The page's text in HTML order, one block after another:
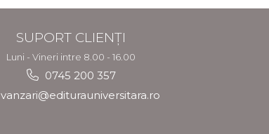
SUPORT CLIENȚI
Luni - Vineri intre 8.00 - 16.00
0745 200 357
vanzari@editurauniversitara.ro